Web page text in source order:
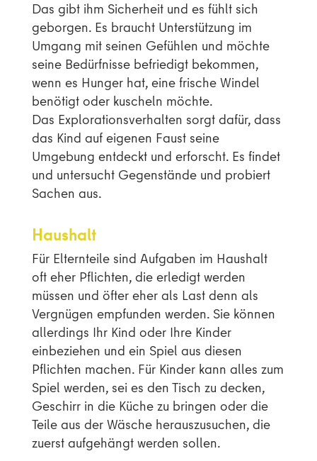
Das gibt ihm Sicherheit und es fühlt sich
geborgen. Es braucht Unterstützung im
Umgang mit seinen Gefühlen und möchte
seine Bedürfnisse befriedigt bekommen,
wenn es Hunger hat, eine frische Windel
benötigt oder kuscheln möchte.
Das Explorationsverhalten sorgt dafür, dass
das Kind auf eigenen Faust seine
Umgebung entdeckt und erforscht. Es findet
und untersucht Gegenstände und probiert
Sachen aus.
Haushalt
Für Elternteile sind Aufgaben im Haushalt
oft eher Pflichten, die erledigt werden
müssen und öfter eher als Last denn als
Vergnügen empfunden werden. Sie können
allerdings Ihr Kind oder Ihre Kinder
einbeziehen und ein Spiel aus diesen
Pflichten machen. Für Kinder kann alles zum
Spiel werden, sei es den Tisch zu decken,
Geschirr in die Küche zu bringen oder die
Teile aus der Wäsche herauszusuchen, die
zuerst aufgehängt werden sollen.